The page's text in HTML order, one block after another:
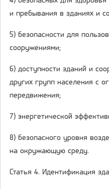
и пребывания в зданиях и
5) безопасности для
сооружениями;
6) доступности зданий и
других групп населения с
передвижения;
7) энергетической
8) безопасного уровня
на окружающую среду.
Статья 4. Идентификация